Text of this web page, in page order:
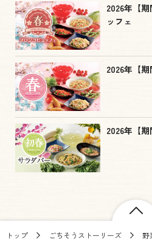
2026年【
ッフェ
2026年【
2026年【
トップ ごちそうストーリーズ 野